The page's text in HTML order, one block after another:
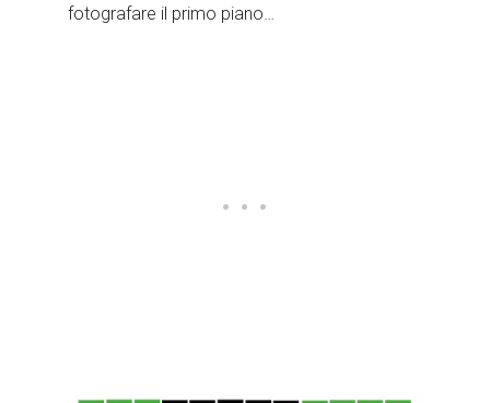
fotografare il primo piano…